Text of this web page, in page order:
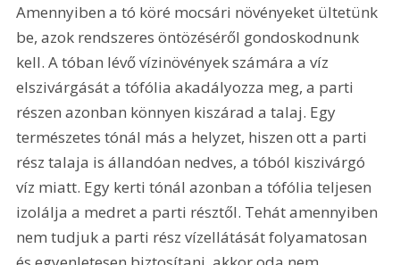
Amennyiben a tó köré mocsári növényeket ültetünk
be, azok rendszeres öntözéséről gondoskodnunk
kell. A tóban lévő vízinövények számára a víz
elszivárgását a tófólia akadályozza meg, a parti
részen azonban könnyen kiszárad a talaj. Egy
természetes tónál más a helyzet, hiszen ott a parti
rész talaja is állandóan nedves, a tóból kiszivárgó
víz miatt. Egy kerti tónál azonban a tófólia teljesen
izolálja a medret a parti résztől. Tehát amennyiben
nem tudjuk a parti rész vízellátását folyamatosan